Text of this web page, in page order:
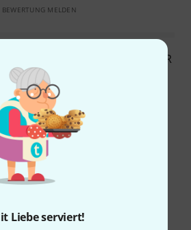
Liebe serviert!
BEWERTUNG MELDEN
vs. Friedman BE-OD Deluxe vs. MXR
Dude 03.04.2024
entwickelt in Bayern
soundmäßig 12 Sterne verdient,